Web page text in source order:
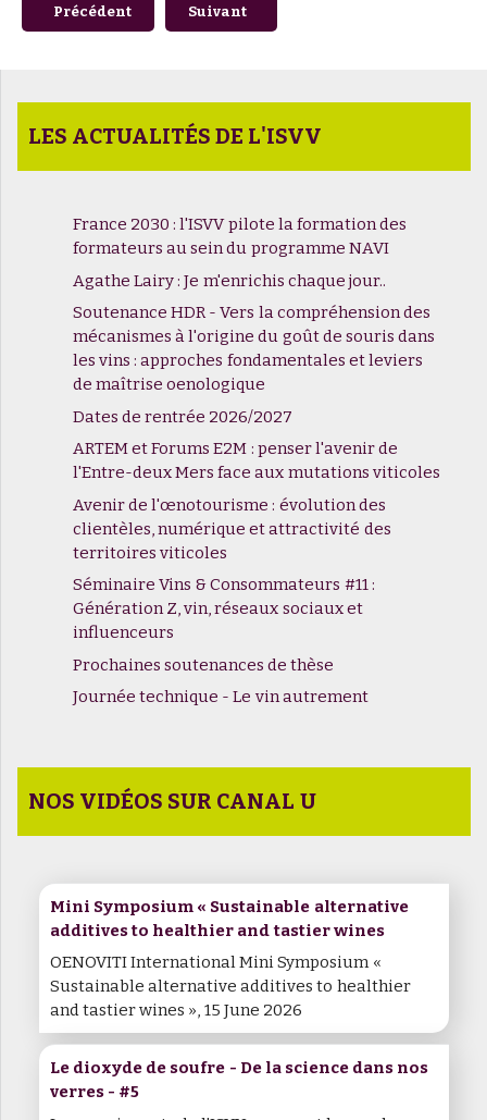
Article précédent : Accueil de l'Institut de sakéologie de
Précédent Article suivant : Soyez les premiers à
Suivant
LES ACTUALITÉS DE L'ISVV
France 2030 : l'ISVV pilote la formation des
formateurs au sein du programme NAVI
Agathe Lairy : Je m'enrichis chaque jour..
Soutenance HDR - Vers la compréhension des
mécanismes à l'origine du goût de souris dans
les vins : approches fondamentales et leviers
de maîtrise oenologique
Dates de rentrée 2026/2027
ARTEM et Forums E2M : penser l'avenir de
l'Entre-deux Mers face aux mutations viticoles
Avenir de l'œnotourisme : évolution des
clientèles, numérique et attractivité des
territoires viticoles
Séminaire Vins & Consommateurs #11 :
Génération Z, vin, réseaux sociaux et
influenceurs
Prochaines soutenances de thèse
Journée technique - Le vin autrement
NOS VIDÉOS SUR CANAL U
Mini Symposium « Sustainable alternative
additives to healthier and tastier wines
OENOVITI International Mini Symposium «
Sustainable alternative additives to healthier
and tastier wines », 15 June 2026
Le dioxyde de soufre - De la science dans nos
verres - #5